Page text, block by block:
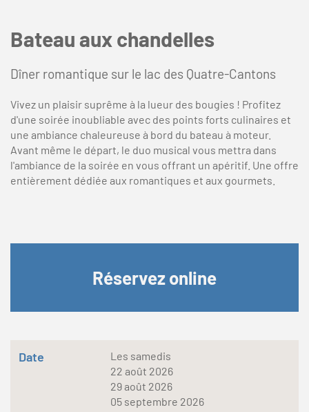
Bateau aux chandelles
Dîner romantique sur le lac des Quatre-Cantons
Vivez un plaisir suprême à la lueur des bougies ! Profitez
d'une soirée inoubliable avec des points forts culinaires et
une ambiance chaleureuse à bord du bateau à moteur.
Avant même le départ, le duo musical vous mettra dans
l'ambiance de la soirée en vous offrant un apéritif. Une offre
entièrement dédiée aux romantiques et aux gourmets.
Réservez online
Date
Les samedis
22 août 2026
29 août 2026
05 septembre 2026